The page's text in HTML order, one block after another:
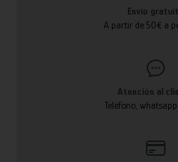
Envío
A partir de 50€ a
Atención al
Teléfono,